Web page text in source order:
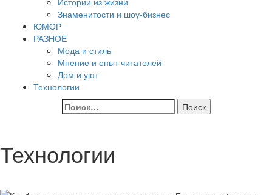
Знаменитости и шоу-бизнес
ЮМОР
РАЗНОЕ
Мода и стиль
Мнение и опыт читателей
Дом и уют
Технологии
Найти:
Технологии